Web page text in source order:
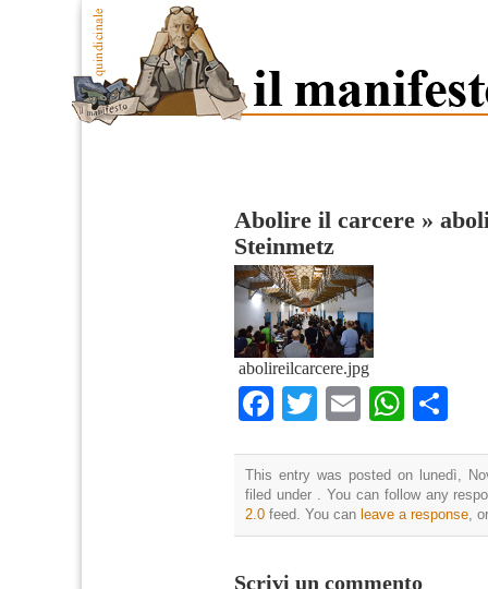
Abolire il carcere »
Steinmetz
abolireilcarcere.jpg
Facebook
TwitterEmail
This entry was posted on lunedì,
filed under . You can follow any
2.0 feed. You can leave a response,
Scrivi un commento